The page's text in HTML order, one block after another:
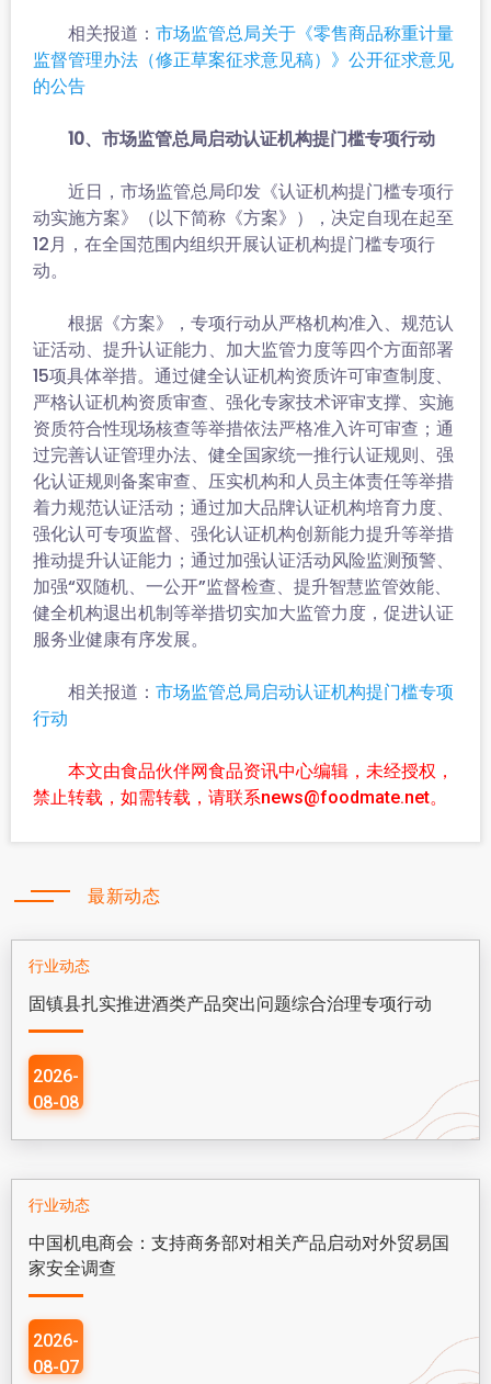
相关报道： 市场监管总局关于《零售商品称重计量
监督管理办法（修正草案征求意见稿）》公开征求意见
的公告
10、市场监管总局启动认证机构提门槛专项行动
近日，市场监管总局印发《认证机构提门槛专项行
动实施方案》（以下简称《方案》），决定自现在起至
12月，在全国范围内组织开展认证机构提门槛专项行
动。
根据《方案》，专项行动从严格机构准入、规范认
证活动、提升认证能力、加大监管力度等四个方面部署
15项具体举措。通过健全认证机构资质许可审查制度、
严格认证机构资质审查、强化专家技术评审支撑、实施
资质符合性现场核查等举措依法严格准入许可审查；通
过完善认证管理办法、健全国家统一推行认证规则、强
化认证规则备案审查、压实机构和人员主体责任等举措
着力规范认证活动；通过加大品牌认证机构培育力度、
强化认可专项监督、强化认证机构创新能力提升等举措
推动提升认证能力；通过加强认证活动风险监测预警、
加强“双随机、一公开”监督检查、提升智慧监管效能、
健全机构退出机制等举措切实加大监管力度，促进认证
服务业健康有序发展。
相关报道： 市场监管总局启动认证机构提门槛专项
行动
本文由食品伙伴网食品资讯中心编辑，未经授权，
禁止转载，如需转载，请联系news@foodmate.net。
最新动态
行业动态
固镇县扎实推进酒类产品突出问题综合治理专项行动
2026-
08-08
行业动态
中国机电商会：支持商务部对相关产品启动对外贸易国
家安全调查
2026-
08-07